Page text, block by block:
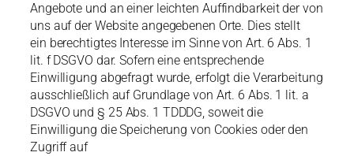
Angebote und an einer leichten Auffindbarkeit der von
uns auf der Website angegebenen Orte. Dies stellt
ein berechtigtes Interesse im Sinne von Art. 6 Abs. 1
lit. f DSGVO dar. Sofern eine entsprechende
Einwilligung abgefragt wurde, erfolgt die Verarbeitung
ausschließlich auf Grundlage von Art. 6 Abs. 1 lit. a
DSGVO und § 25 Abs. 1 TDDDG, soweit die
Einwilligung die Speicherung von Cookies oder den
Zugriff auf